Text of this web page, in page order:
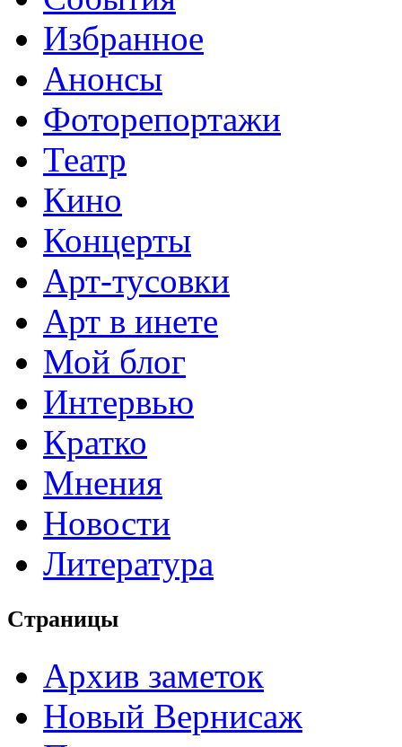
Избранное
Анонсы
Фоторепортажи
Театр
Кино
Концерты
Арт-тусовки
Арт в инете
Мой блог
Интервью
Кратко
Мнения
Новости
Литература
Страницы
Архив заметок
Новый Вернисаж